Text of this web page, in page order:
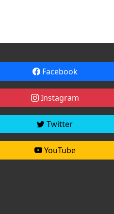
Facebook
Instagram
Twitter
YouTube